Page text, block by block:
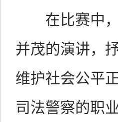
在比赛中
并茂的演讲，
维护社会公平
司法警察的职